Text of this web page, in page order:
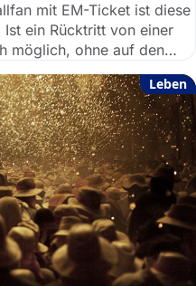
mit EM-Ticket ist diese
ein Rücktritt von einer
möglich, ohne auf den
Leben